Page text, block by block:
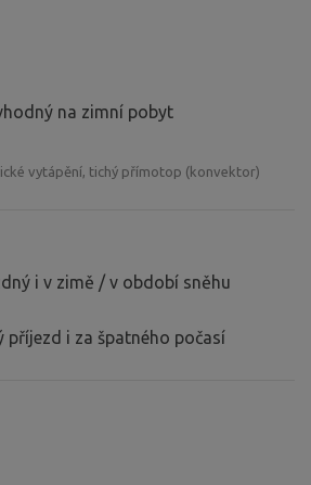
na zimní pobyt
vytápění, tichý přímotop (konvektor)
i v zimě / v období sněhu
příjezd i za špatného počasí